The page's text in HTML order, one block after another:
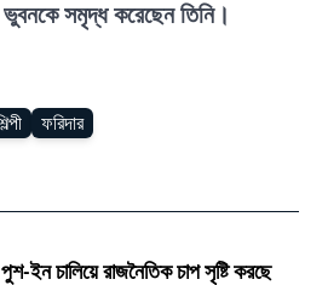
সমৃদ্ধ করেছেন তিনি।
ফরিদার
পুশ-ইন চালিয়ে রাজনৈতিক চাপ সৃষ্টি করছে